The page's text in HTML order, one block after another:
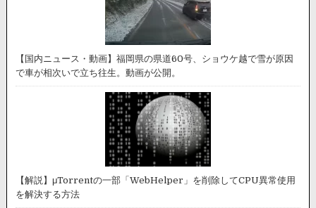
【国内ニュース・動画】福岡県の県道60号、ショウケ越で雪が原因
で車が相次いで立ち往生。動画が公開。
【解説】μTorrentの一部「WebHelper」を削除してCPU異常使用
を解決する方法